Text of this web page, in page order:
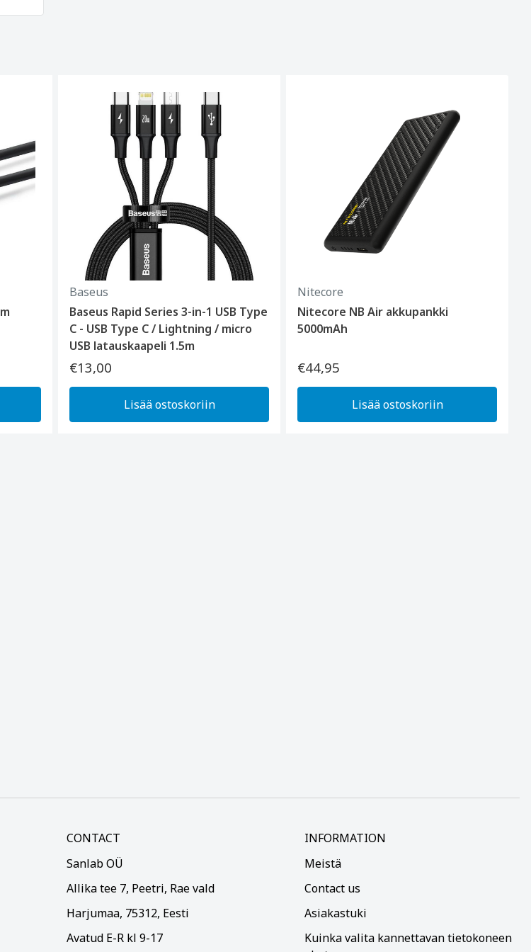
Baseus
Baseus Rapid Series 3-in-1 USB Type
C - USB Type C / Lightning / micro
USB latauskaapeli 1.5m
€13,00
Lisää ostoskoriin
Nitecore
Nitecore NB Air akkupankki
5000mAh
€44,95
Lisää ostoskoriin
CONTACT
Sanlab OÜ
Allika tee 7, Peetri, Rae vald
Harjumaa, 75312, Eesti
Avatud E-R kl 9-17
INFORMATION
Meistä
Contact us
Asiakastuki
Kuinka valita kannettavan tietokoneen